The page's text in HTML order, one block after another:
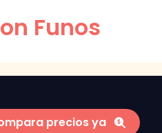
Funos
precios ya